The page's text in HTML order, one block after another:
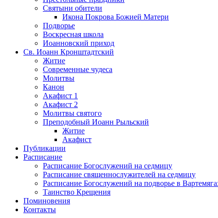
Святыни обители
Икона Покрова Божией Матери
Подворье
Воскресная школа
Иоанновский приход
Св. Иоанн Кронштадтский
Житие
Современные чудеса
Молитвы
Канон
Акафист 1
Акафист 2
Молитвы святого
Преподобный Иоанн Рыльский
Житие
Акафист
Публикации
Расписание
Расписание Богослужений на седмицу
Расписание священнослужителей на седмицу
Расписание Богослужений на подворье в
Таинство Крещения
Поминовения
Контакты